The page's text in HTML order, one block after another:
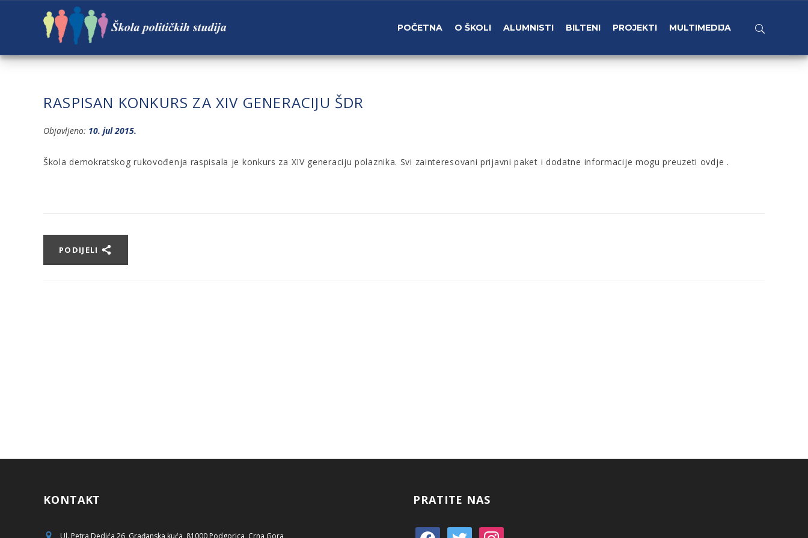
POČETNA O ŠKOLI ALUMNISTI BILTENI PROJEKTI MULTIMEDIJA
RASPISAN KONKURS ZA XIV GENERACIJU ŠDR
Objavljeno: 10. jul 2015.
Škola demokratskog rukovođenja raspisala je konkurs za XIV generaciju polaznika. Svi zainteresovani prijavni paket i dodatne informacije mogu preuzeti ovdje .
PODIJELI
KONTAKT
Ul. Petra Dedića 26, Građanska kuća, 81000 Podgorica, Crna Gora
PRATITE NAS